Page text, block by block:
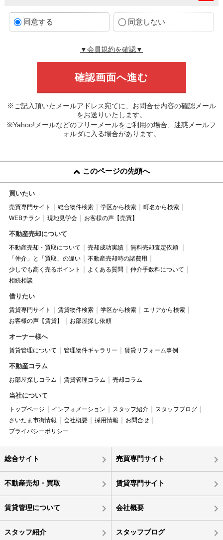
同意する 同意しない
▼会員規約を確認▼
※ご記入頂いたメールアドレス宛てに、お問合せ内容の確認メール
をお送りいたします。
※Yahoo!メールなどのフリーメールをご利用の場合、迷惑メールフ
ォルダに入る場合があります。
このページの先頭へ
買いたい
売買専門サイト 総合物件検索 学区から検索
町名から検索
WEBチラシ
現地見学会 お客様の声【売買】
不動産売却について
不動産売却・買取について 売却成功実績
無料売却査定依頼
「仲介」と「買取」の違い
不動産売却時の諸費用
少しでも高く売るポイント
よくある質問
仲介手数料について
相続相談
借りたい
賃貸専門サイト 賃貸物件検索 学区から検索
エリアから検索
お客様の声【賃貸】
お部屋探し依頼
オーナー様へ
賃貸管理について 管理物件ギャラリー 賃貸リフォーム事例
不動産コラム
お部屋探しコラム 賃貸管理コラム 売却コラム
当社について
トップページ インフォメーション スタッフ紹介
スタッフブログ
さいたま市街情報
会社概要 採用情報
お問合せ
プライバシーポリシー
総合サイト 売買専門サイト
不動産売却・買取 賃貸専門サイト
賃貸管理について 会社概要
スタッフ紹介 スタッフブログ